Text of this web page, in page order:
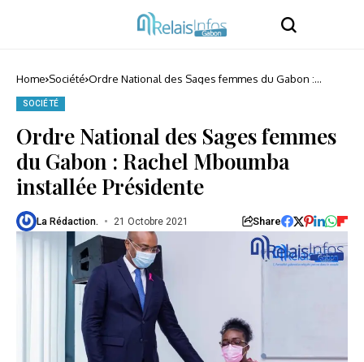
Home Société Ordre National des Sages femmes du Gabon :
SOCIÉTÉ
Ordre National des Sages femmes
du Gabon : Rachel Mboumba
installée Présidente
La Rédaction. 21 Octobre 2021 Share